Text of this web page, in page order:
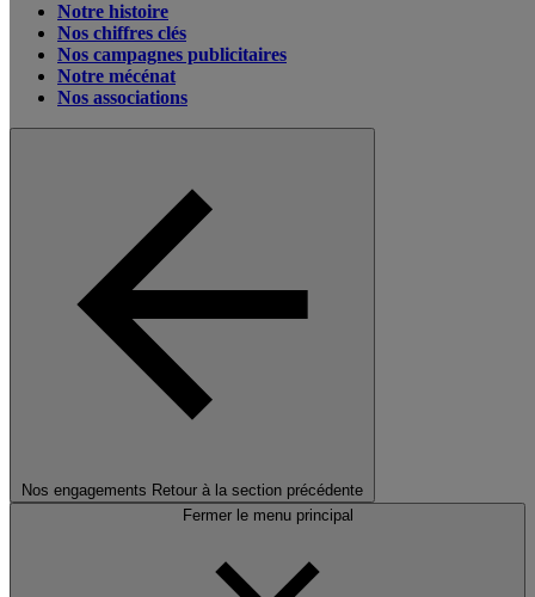
Notre histoire
Nos chiffres clés
Nos campagnes publicitaires
Notre mécénat
Nos associations
Nos engagements Retour à la section précédente
Fermer le menu principal